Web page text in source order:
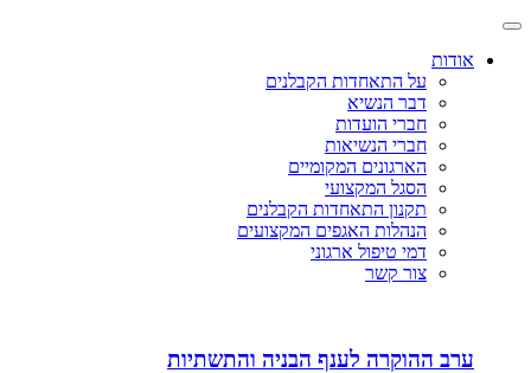
אודות
על התאחדות הקבלנים
דבר הנשיא
חברי הועדות
חברי הנשיאות
הארגונים המקומיים
הסגל המקצועי
תקנון התאחדות הקבלנים
הנהלות האגפים המקצועים
דמי טיפול ארגוני
צור קשר
ערב ההוקרה לענף הבניה והתשתיות